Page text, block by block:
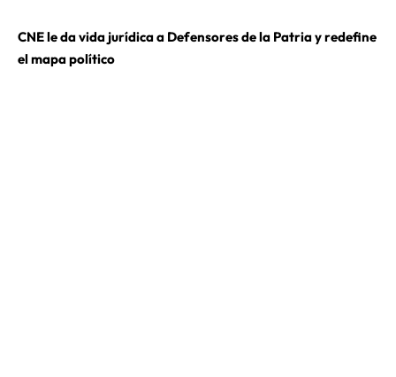
CNE le da vida jurídica a Defensores de la Patria y redefine
el mapa político